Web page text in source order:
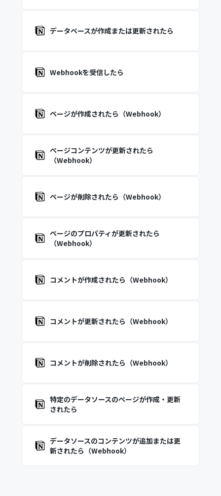
データベースが作成または更新されたら
Webhookを受信したら
ページが作成されたら（Webhook）
ページコンテンツが更新されたら
（Webhook）
ページが削除されたら（Webhook）
ページのプロパティが更新されたら
（Webhook）
コメントが作成されたら（Webhook）
コメントが更新されたら（Webhook）
コメントが削除されたら（Webhook）
特定のデータソースのページが作成・更新
されたら
データソースのコンテンツが追加または更
新されたら（Webhook）